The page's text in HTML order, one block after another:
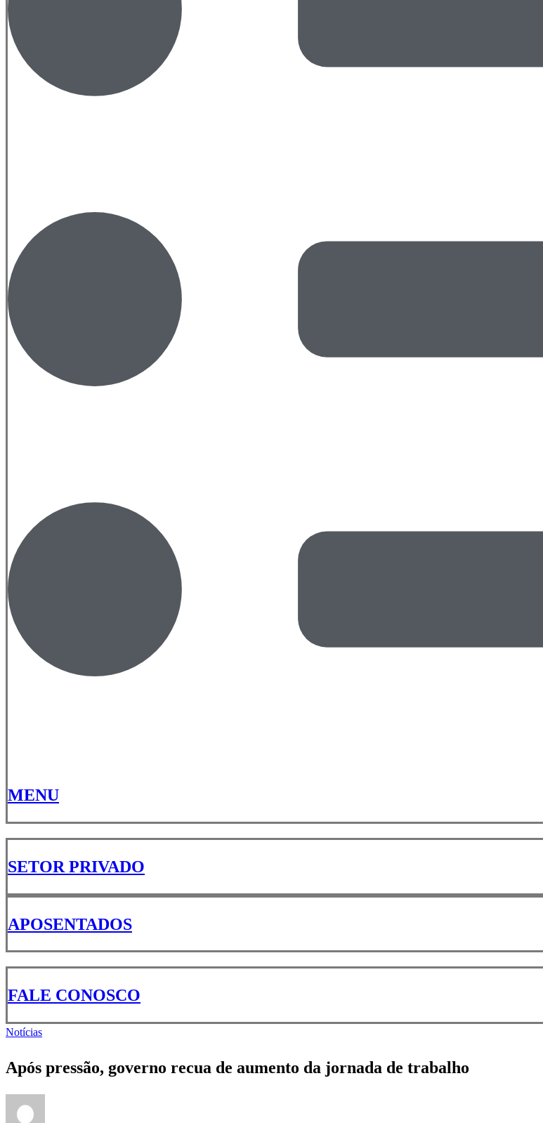
MENU
SETOR PRIVADO
APOSENTADOS
FALE CONOSCO
Notícias
Após pressão, governo recua de aumento da jornada de trabalho